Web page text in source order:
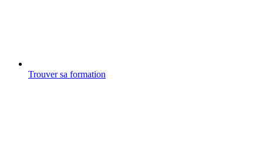
Trouver sa formation